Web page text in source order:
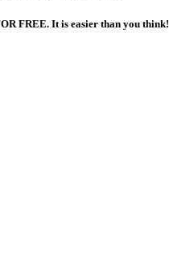
FREE. It is easier than you think!